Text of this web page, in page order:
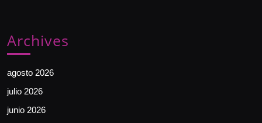
Archives
agosto 2026
julio 2026
junio 2026